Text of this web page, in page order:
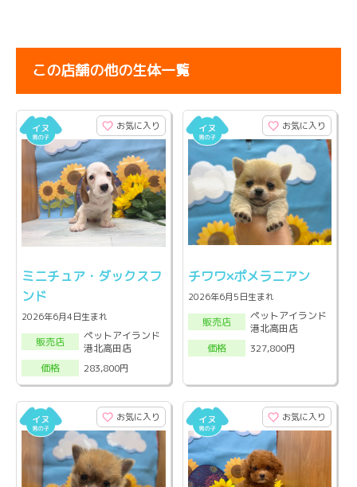
この店舗の他の生体一覧
お気に入り
ミニチュア・ダックスフ
ンド
2026年6月4日生まれ
販売店
ペットアイランド
港北高田店
価格
283,800円
お気に入り
チワワ×ポメラニアン
2026年6月5日生まれ
販売店
ペットアイランド
港北高田店
価格
327,800円
お気に入り お気に入り